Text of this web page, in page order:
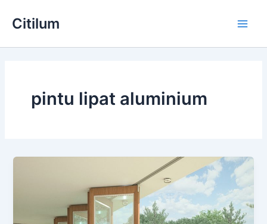
Citilum
pintu lipat aluminium